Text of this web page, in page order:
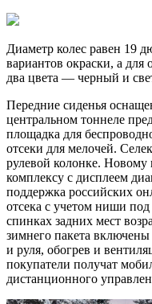
Диаметр колес равен 19
вариантов окраски, а
два цвета — черный и
Передние сиденья
центральном тоннеле
площадка для
отсеки для мелочей.
рулевой колонке.
комплексу с дисплеем
поддержка российских
отсека с учетом ниши
спинках задних мест
зимнего пакета
и руля, обогрев и
покупатели получат
дистанционного